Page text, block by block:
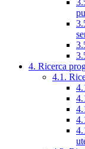
4. Ricerca
4.1.